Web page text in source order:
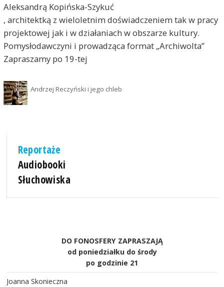
Aleksandrą Kopińska-Szykuć
, architektką z wieloletnim doświadczeniem tak w pracy
projektowej jak i w działaniach w obszarze kultury.
Pomysłodawczyni i prowadząca format „Archiwolta”
Zapraszamy po 19-tej
Andrzej Reczyński i jego chleb
Reportaże
Audiobooki
Słuchowiska
DO FONOSFERY ZAPRASZAJĄ
od poniedziałku do środy
po godzinie 21
Joanna Skonieczna